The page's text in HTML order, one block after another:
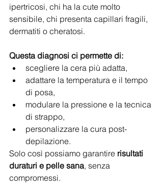
ipertricosi, chi ha la cute molto
sensibile, chi presenta capillari fragili,
dermatiti o cheratosi.
Questa diagnosi ci permette di:
scegliere la cera più adatta,
adattare la temperatura e il tempo
di posa,
modulare la pressione e la tecnica
di strappo,
personalizzare la cura post-
depilazione.
Solo così possiamo garantire risultati
duraturi e pelle sana, senza
compromessi.